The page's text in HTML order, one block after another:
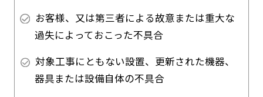
お客様、又は第三者による故意または重大な
過失によっておこった不具合
対象工事にともない設置、更新された機器、
器具または設備自体の不具合